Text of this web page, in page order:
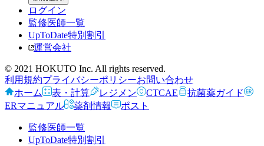
ログイン
監修医師一覧
UpToDate特別割引
運営会社
© 2021 HOKUTO Inc. All rights reserved.
利用規約プライバシーポリシーお問い合わせ
ホーム
表・計算 レジメン CTCAE
抗菌薬ガイド
ERマニュアル
薬剤情報 ポスト
監修医師一覧
UpToDate特別割引